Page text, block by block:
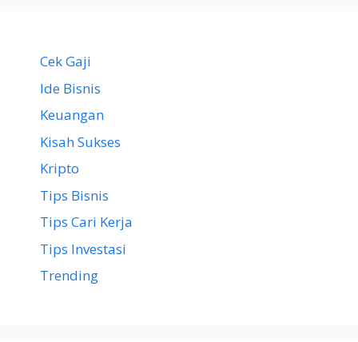
Cek Gaji
Ide Bisnis
Keuangan
Kisah Sukses
Kripto
Tips Bisnis
Tips Cari Kerja
Tips Investasi
Trending